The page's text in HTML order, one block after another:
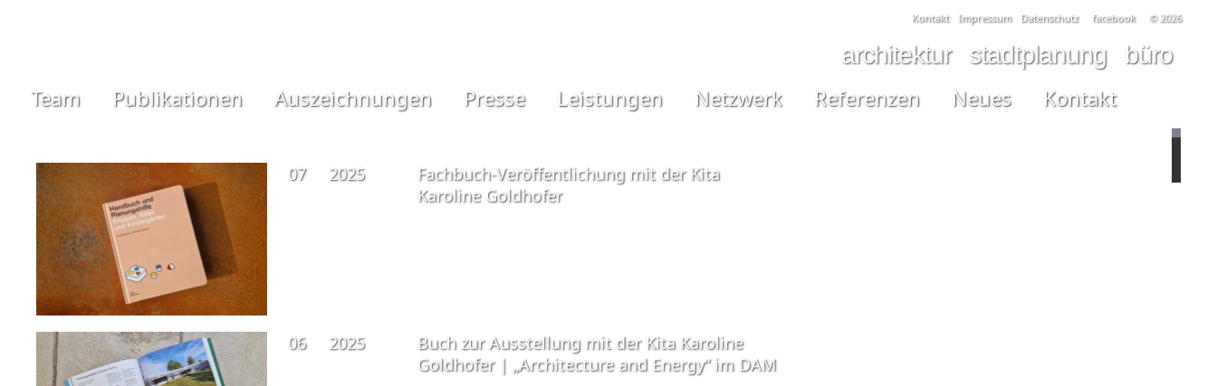
Kontakt Impressum Datenschutz facebook © 2026
architektur stadtplanung büro
Team Publikationen Auszeichnungen Presse Leistungen Netzwerk Referenzen Neues Kontakt
07 2025
Fachbuch-Veröffentlichung mit der Kita
Karoline Goldhofer
06 2025
Buch zur Ausstellung mit der Kita Karoline
Goldhofer | „Architecture and Energy“ im DAM